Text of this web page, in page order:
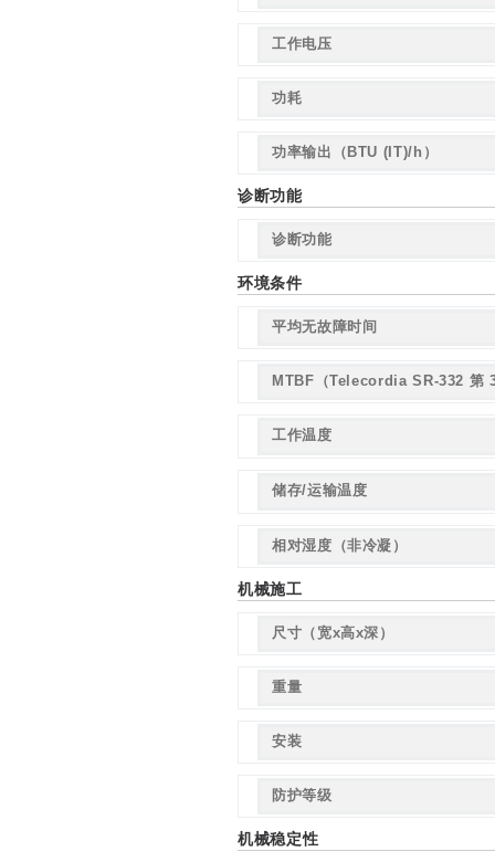
工作电压
功耗
功率输出（BTU (IT)/h）
诊断功能
诊断功能
环境条件
平均无故障时间
MTBF（Telecordia SR-332 第
工作温度
储存/运输温度
相对湿度（非冷凝）
机械施工
尺寸（宽x高x深）
重量
安装
防护等级
机械稳定性